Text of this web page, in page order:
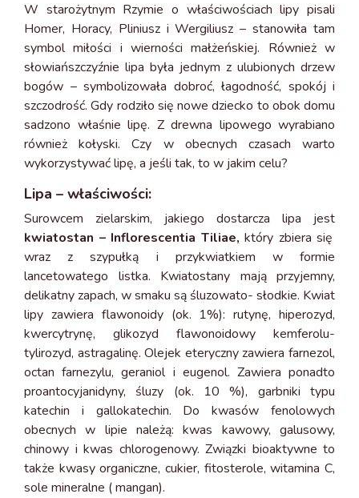
W starożytnym Rzymie o właściwościach lipy pisali
Homer, Horacy, Pliniusz i Wergiliusz – stanowiła tam
symbol miłości i wierności małżeńskiej. Również w
słowiańszczyźnie lipa była jednym z ulubionych drzew
bogów – symbolizowała dobroć, łagodność, spokój i
szczodrość. Gdy rodziło się nowe dziecko to obok domu
sadzono właśnie lipę. Z drewna lipowego wyrabiano
również kołyski. Czy w obecnych czasach warto
wykorzystywać lipę, a jeśli tak, to w jakim celu?
Lipa – właściwości:
Surowcem zielarskim, jakiego dostarcza lipa jest
kwiatostan – Inflorescentia Tiliae, który zbiera się
wraz z szypułką i przykwiatkiem w formie
lancetowatego listka. Kwiatostany mają przyjemny,
delikatny zapach, w smaku są śluzowato- słodkie. Kwiat
lipy zawiera flawonoidy (ok. 1%): rutynę, hiperozyd,
kwercytrynę, glikozyd flawonoidowy kemferolu-
tylirozyd, astragalinę. Olejek eteryczny zawiera farnezol,
octan farnezylu, geraniol i eugenol. Zawiera ponadto
proantocyjanidyny, śluzy (ok. 10 %), garbniki typu
katechin i gallokatechin. Do kwasów fenolowych
obecnych w lipie należą: kwas kawowy, galusowy,
chinowy i kwas chlorogenowy. Związki bioaktywne to
także kwasy organiczne, cukier, fitosterole, witamina C,
sole mineralne ( mangan).